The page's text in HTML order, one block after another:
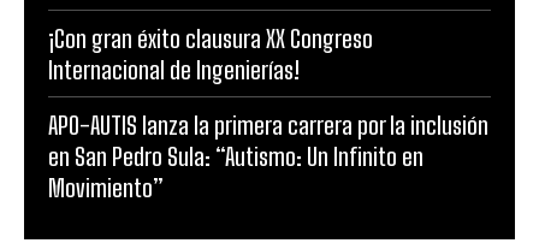
¡Con gran éxito clausura XX Congreso
Internacional de Ingenierías!
APO-AUTIS lanza la primera carrera por la inclusión
en San Pedro Sula: “Autismo: Un Infinito en
Movimiento”